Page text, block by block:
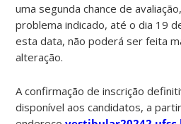
uma segunda chance de
problema indicado, até o dia 19
esta data, não poderá ser feita
alteração.
A confirmação de inscrição
disponível aos candidatos, a